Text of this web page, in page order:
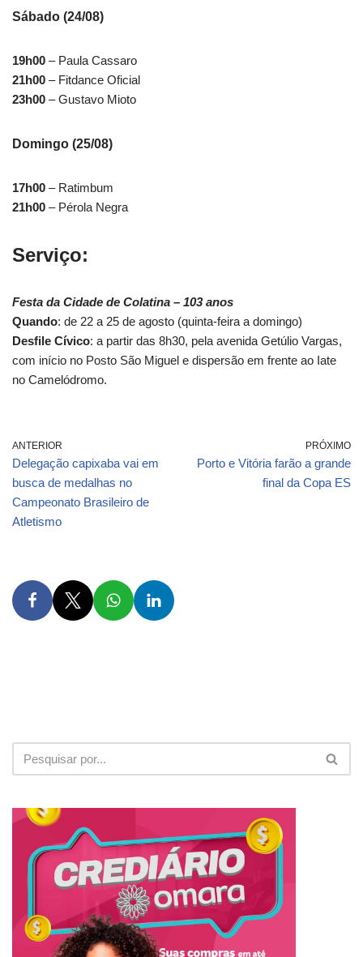
Sábado (24/08)
19h00 – Paula Cassaro
21h00 – Fitdance Oficial
23h00 – Gustavo Mioto
Domingo (25/08)
17h00 – Ratimbum
21h00 – Pérola Negra
Serviço:
Festa da Cidade de Colatina – 103 anos
Quando: de 22 a 25 de agosto (quinta-feira a domingo)
Desfile Cívico: a partir das 8h30, pela avenida Getúlio Vargas,
com início no Posto São Miguel e dispersão em frente ao Iate
no Camelódromo.
ANTERIOR
Delegação capixaba vai em
busca de medalhas no
Campeonato Brasileiro de
Atletismo
PRÓXIMO
Porto e Vitória farão a grande
final da Copa ES